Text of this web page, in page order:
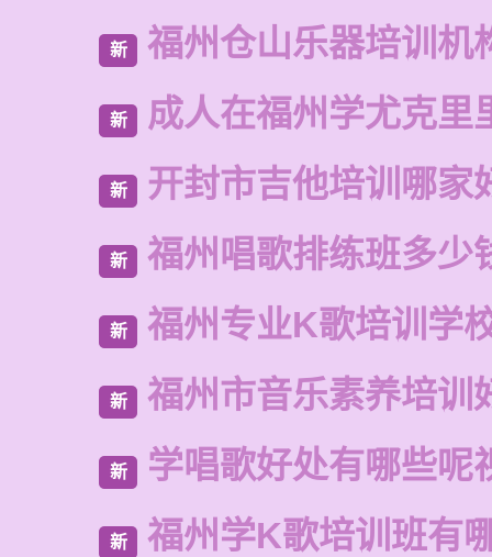
新 福州仓山乐器培训机
新 成人在福州学尤克里
新 开封市吉他培训哪家
新 福州唱歌排练班多少
新 福州专业K歌培训学
新 福州市音乐素养培训
新 学唱歌好处有哪些呢
新 福州学K歌培训班有